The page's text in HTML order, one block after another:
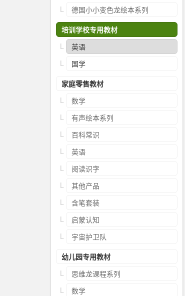
德国小小变色龙绘本系列
培训学校专用教材
英语
国学
家庭零售教材
数学
有声绘本系列
百科常识
英语
阅读识字
其他产品
含笔套装
启蒙认知
宇宙护卫队
幼儿园专用教材
思维龙课程系列
数学